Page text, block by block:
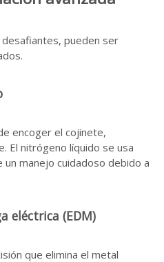
pueden ser
encoger el cojinete,
El nitrógeno líquido se usa
manejo cuidadoso debido a
eléctrica (EDM)
que elimina el metal